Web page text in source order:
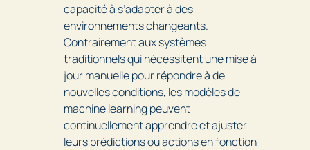
capacité à s’adapter à des
environnements changeants.
Contrairement aux systèmes
traditionnels qui nécessitent une mise à
jour manuelle pour répondre à de
nouvelles conditions, les modèles de
machine learning peuvent
continuellement apprendre et ajuster
leurs prédictions ou actions en fonction